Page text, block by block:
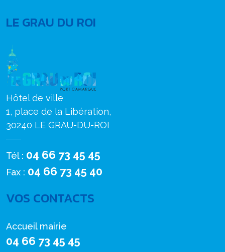
LE GRAU DU ROI
Hôtel de ville
1, place de la Libération,
30240 LE GRAU-DU-ROI
Tél : 04 66 73 45 45
Fax : 04 66 73 45 40
VOS CONTACTS
Accueil mairie
04 66 73 45 45